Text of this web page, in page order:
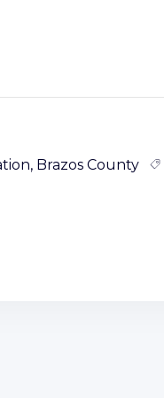
Brazos County